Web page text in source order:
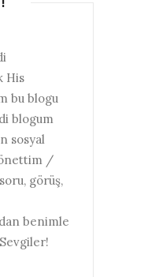
His
bu blogu
blogum
sosyal
/
görüş,
benimle